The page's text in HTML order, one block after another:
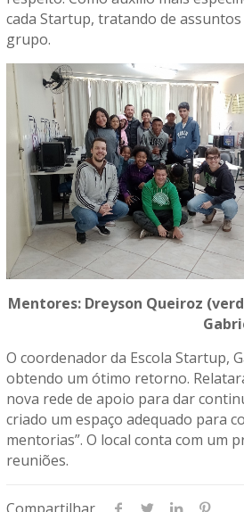
cada Startup, tratando de
grupo.
Mentores: Dreyson Queiroz
O coordenador da Escola Startup,
obtendo um ótimo retorno.
nova rede de apoio para dar
criado um espaço adequado para
mentorias”. O local conta com um
reuniões.